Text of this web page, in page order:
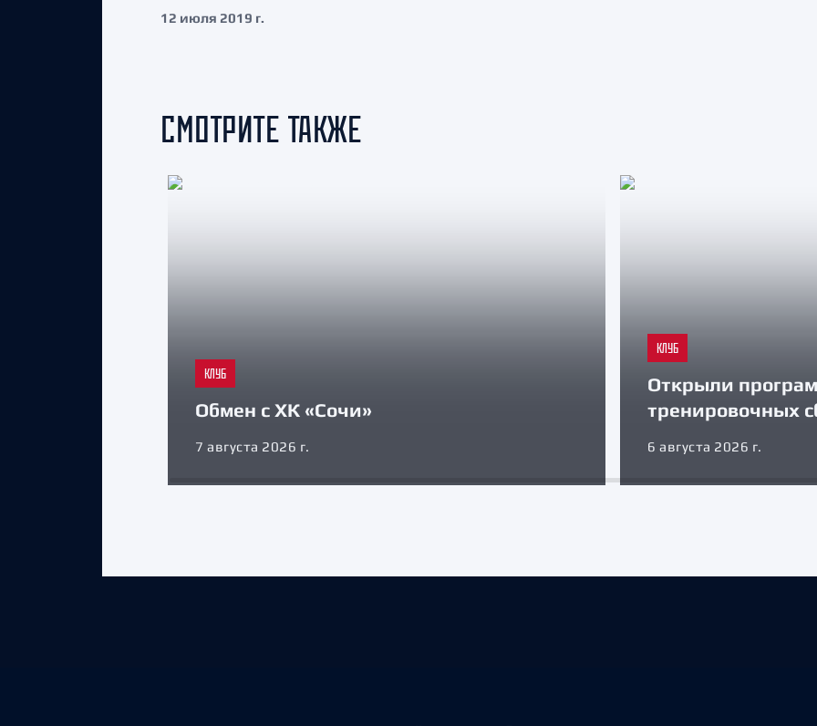
12 июля 2019 г.
СМОТРИТЕ ТАКЖЕ
КЛУБ
Обмен с ХК «Сочи»
7 августа 2026 г.
КЛУБ
Открыли
тренировочных
6 августа 2026 г.